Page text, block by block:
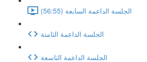
الجلسة الداعمة السابعة (56:55)
الجلسة الداعمة الثامنة
الجلسة الداعمة التاسعة